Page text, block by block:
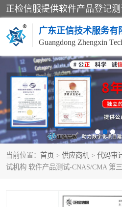
广东正信技术服务有
当前位置： 首页 > 供应商机 > 代码审
试机构 软件产品测试-CNAS/CMA 第
电子政务验收测评
应用软件系统测试
科技成果鉴定测试
信息安全风险评估